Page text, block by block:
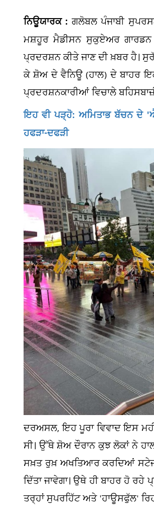
ਨਿਊਯਾਰਕ :ਗਲੋਬਲ ਪੰਜਾਬੀ
ਮਸ਼ਹੂਰ ਮੈਡੀਸਨ ਸੁਕੁਏਅਰ
ਪ੍ਰਦਰਸ਼ਨ ਕੀਤੇ ਜਾਣ ਦੀ ਖ਼ਬਰ ਹੈ।
ਕੇ ਸ਼ੋਅ ਦੇ ਵੈਨਿਊ (ਹਾਲ) ਦੇ ਬਾਹਰ
ਪ੍ਰਦਰਸ਼ਨਕਾਰੀਆਂ ਵਿਚਾਲੇ
ਇਹ ਵੀ ਪੜ੍ਹੋ: ਅਮਿਤਾਭ ਬੱਚਨ ਦੇ
ਹਫੜਾ-ਦਫੜੀ
ਦਰਅਸਲ, ਇਹ ਪੂਰਾ ਵਿਵਾਦ ਇਸ
ਸੀ। ਉੱਥੇ ਸ਼ੋਅ ਦੌਰਾਨ ਕੁਝ ਲੋਕਾਂ ਨੇ
ਸਖ਼ਤ ਰੁਖ਼ ਅਖਤਿਆਰ ਕਰਦਿਆਂ ਸਟੇਜ
ਦਿੱਤਾ ਜਾਵੇਗਾ। ਉਥੇ ਹੀ ਬਾਹਰ ਹੋ
ਤਰ੍ਹਾਂ ਸੁਪਰਹਿੱਟ ਅਤੇ 'ਹਾਊਸਫੁੱਲ'